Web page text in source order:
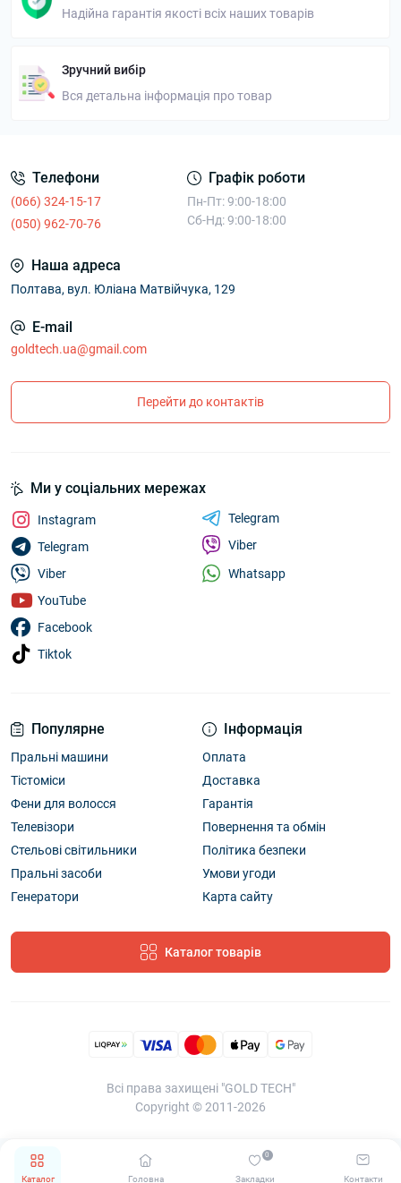
Каталог Головна Закладки
0
Контакти
Надійна гарантія якості всіх наших товарів
Зручний вибір
Вся детальна інформація про товар
Телефони
(066) 324-15-17
(050) 962-70-76
Графік роботи
Пн-Пт: 9:00-18:00
Сб-Нд: 9:00-18:00
Наша адреса
Полтава, вул. Юліана Матвійчука, 129
E-mail
goldtech.ua@gmail.com
Перейти до контактів
Популярне
Пральні машини
Тістоміси
Фени для волосся
Телевізори
Стельові світильники
Пральні засоби
Генератори
Інформація
Оплата
Доставка
Гарантія
Повернення та обмін
Політика безпеки
Умови угоди
Карта сайту
Каталог товарів
Ми у соціальних мережах
Instagram
Telegram
Viber
YouTube
Facebook
Tiktok
Telegram
Viber
Whatsapp
Всі права захищені "GOLD TECH"
Copyright © 2011-2026